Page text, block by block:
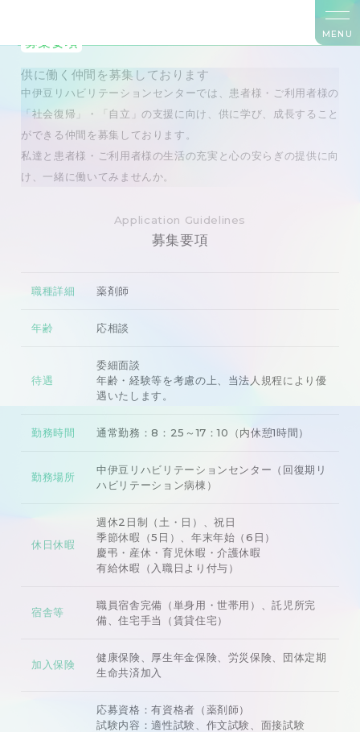
MENU
募集要項
供に働く仲間を募集しております
中伊豆リハビリテーションセンターでは、患者様・ご利用者様の
「社会復帰」・「自立」の支援に向け、供に学び、成長すること
ができる仲間を募集しております。
私達と患者様・ご利用者様の生活の充実と心の安らぎの提供に向
け、一緒に働いてみませんか。
Application Guidelines
募集要項
職種詳細 薬剤師
年齢 応相談
待遇
委細面談
年齢・経験等を考慮の上、当法人規程により優
遇いたします。
勤務時間 通常勤務：8：25～17：10（内休憩1時間）
勤務場所
中伊豆リハビリテーションセンター（回復期リ
ハビリテーション病棟）
休日休暇
週休2日制（土・日）、祝日
季節休暇（5日）、年末年始（6日）
慶弔・産休・育児休暇・介護休暇
有給休暇（入職日より付与）
宿舎等
職員宿舎完備（単身用・世帯用）、託児所完
備、住宅手当（賃貸住宅）
加入保険
健康保険、厚生年金保険、労災保険、団体定期
生命共済加入
応募資格：有資格者（薬剤師）
試験内容：適性試験、作文試験、面接試験